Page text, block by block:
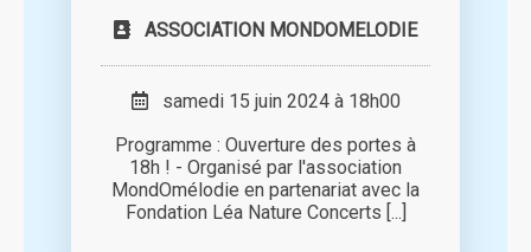
ASSOCIATION MONDOMELODIE
samedi 15 juin 2024 à 18h00
Programme : Ouverture des portes à
18h ! - Organisé par l'association
MondOmélodie en partenariat avec la
Fondation Léa Nature Concerts [...]